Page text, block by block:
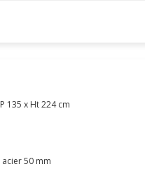
135 x Ht 224 cm
50 mm